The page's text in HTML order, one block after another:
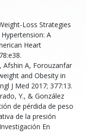
Loss Strategies
A
Heart
Afshin A, Forouzanfar
and Obesity in
J Med 2017; 377:13.
Y., & González
de pérdida de peso
de la presión
En